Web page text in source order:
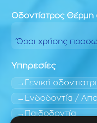
Οδοντίατρος Θέρμη
Όροι χρήσης
Υπηρεσίες
Γενική
Ενδοδοντία /
Παιδοδοντία